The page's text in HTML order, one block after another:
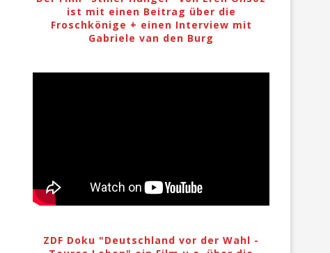
ist mit einen Beitrag über die
Froschkönige + einen Interview mit
Gabriele van den Burg
ZDF Doku "Deutschland vor der Wahl -